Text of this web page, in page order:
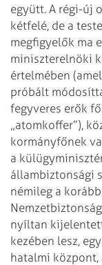
együtt. A régi-új
kétfelé, de a
megfigyelők ma
miniszterelnöki
értelmében
próbált
fegyveres erők
„atomkoffer”),
kormányfőnek
a
állambiztonsági
némileg a
nyíltan
kezében lesz,
hatalmi központ,